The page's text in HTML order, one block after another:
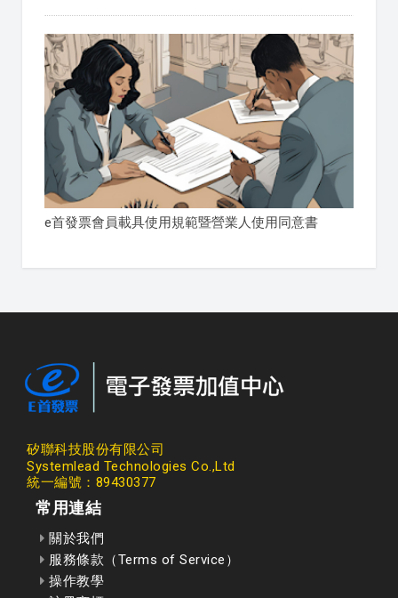
e首發票會員載具使用規範暨營業人使用同意書
矽聯科技股份有限公司
Systemlead Technologies Co.,Ltd
統一編號：89430377
常用連結
關於我們
服務條款（Terms of Service）
操作教學